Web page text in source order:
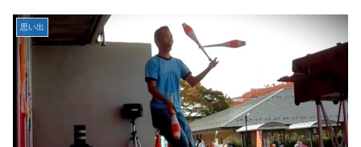
思い出